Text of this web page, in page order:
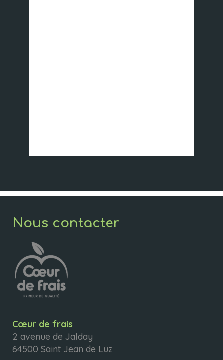
Nous contacter
Cœur de frais
2 avenue de Jalday
64500 Saint Jean de Luz